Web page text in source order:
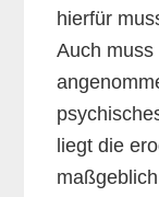
hierfür
Auch
liegt die